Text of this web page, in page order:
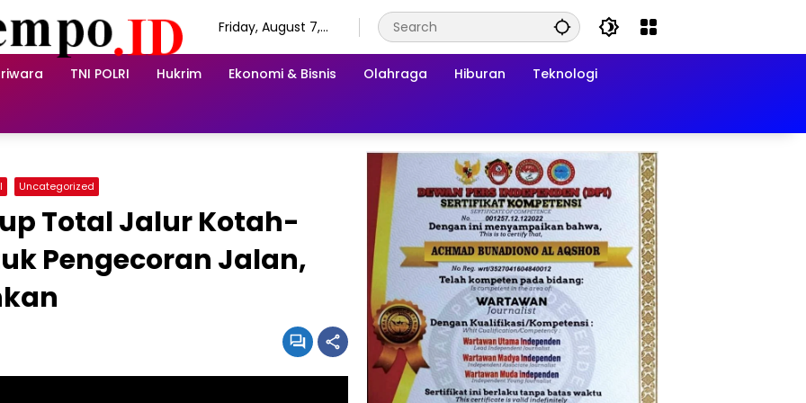
Friday, August 7,
TNI POLRI Hukrim Ekonomi & Bisnis Olahraga Hiburan Teknologi
Uncategorized
Total Jalur Kotah-
Pengecoran Jalan,